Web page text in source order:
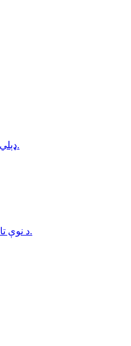
ډېلي مېل: د «بچه‌بازۍ»تر نامه لاندې د ماشومانو ناوړه ګټه اخیستنه لا هم په افغانستان کې دوام لري.
د نوې تاسیس شوې «سپاهیان میهن» جبهې، د افغانستان د لومړۍ ولسوالۍ د سقوط په اړه نوې اعلامیه.